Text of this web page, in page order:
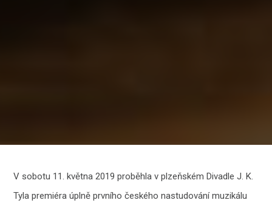
V sobotu 11. května 2019 proběhla v plzeňském Divadle J. K.
Tyla premiéra úplně prvního českého nastudování muzikálu